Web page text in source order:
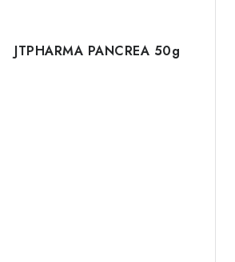
JTPHARMA PANCREA 50g